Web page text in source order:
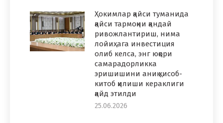
Ҳокимлар қайси туманида
қайси тармоқни қандай
ривожлантириш, нима
лойиҳага инвестиция
олиб келса, энг юқори
самарадорликка
эришишини аниқ ҳисоб-
китоб қилиши кераклиги
қайд этилди
25.06.2026